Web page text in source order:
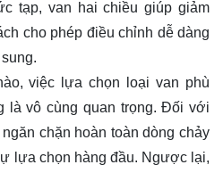
tạp, van hai chiều giúp giảm
cho phép điều chỉnh dễ dàng
việc lựa chọn loại van phù
là vô cùng quan trọng. Đối với
chặn hoàn toàn dòng chảy
lựa chọn hàng đầu. Ngược lại,